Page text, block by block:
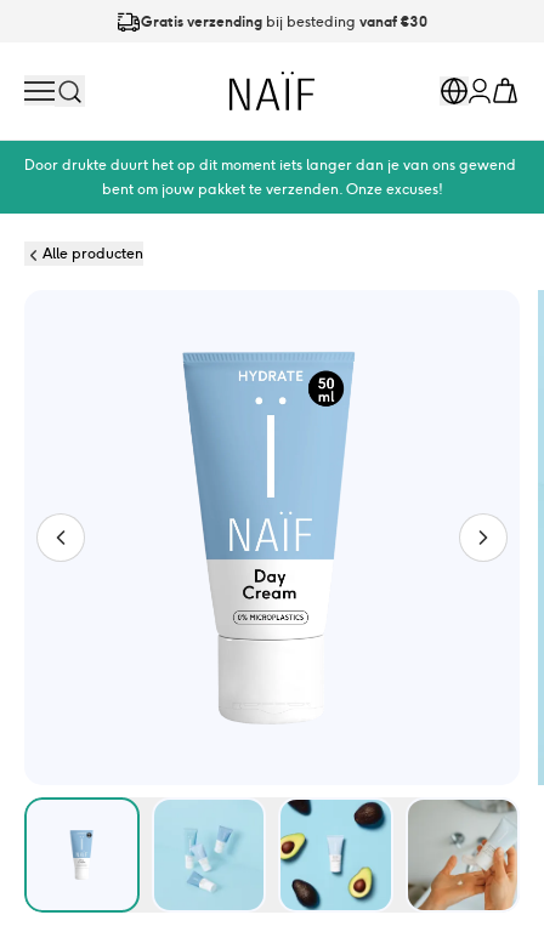
Gratis verzending bij besteding vanaf €30
Search Naïf Markets
Account
Cart
Door drukte duurt het op dit moment iets langer dan je van ons gewend
bent om jouw pakket te verzenden. Onze excuses!
Alle producten